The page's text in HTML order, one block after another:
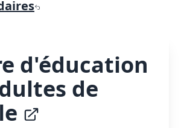
d'éducation
de